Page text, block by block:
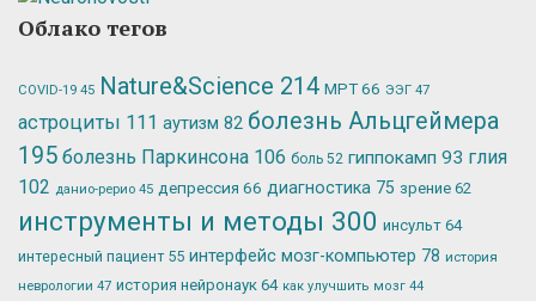
Облако тегов
COVID-19 45 Nature&Science 214 МРТ66 ЭЭГ 47
астроциты 111 аутизм 82 болезнь Альцгеймера
195 болезнь Паркинсона 106 боль 52 гиппокамп 93 глия
102 данио-рерио 45 депрессия 66 диагностика 75 зрение 62
инструменты и методы 300 инсульт 64
интересный пациент 55 интерфейс мозг-компьютер 78 история
неврологии 47 история нейронаук 64 как улучшить мозг 44